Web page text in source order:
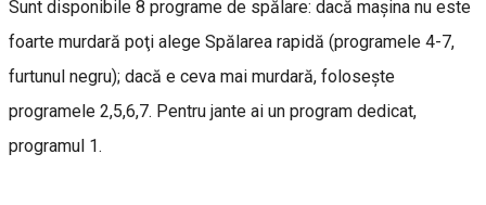
Sunt disponibile 8 programe de spălare: dacă maşina nu este
foarte murdară poţi alege Spălarea rapidă (programele 4-7,
furtunul negru); dacă e ceva mai murdară, foloseşte
programele 2,5,6,7. Pentru jante ai un program dedicat,
programul 1.